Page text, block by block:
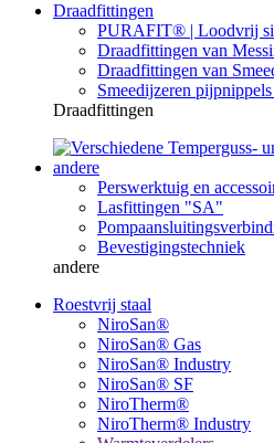
Draadfittingen
PURAFIT® | Loodvrij
Draadfittingen van
Draadfittingen van
Smeedijzeren
Draadfittingen
andere
Perswerktuig en
Lasfittingen "SA"
Bevestigingstechniek
andere
Roestvrij staal
NiroSan®
NiroSan® Gas
NiroSan® Industry
NiroSan® SF
NiroTherm®
NiroTherm® Industry